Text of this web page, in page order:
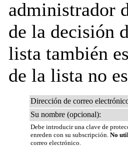
administrador
de la decisión
lista también
de la lista no
Dirección de correo
Su nombre (opcional):
Debe introducir una clave de
enreden con su subscripción. No
correo electrónico.